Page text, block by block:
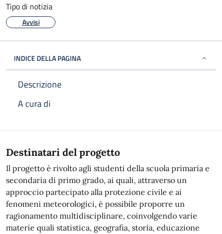
Tipo di notizia
Avvisi
INDICE DELLA PAGINA
Descrizione
A cura di
Descrizione
Destinatari del progetto
Il progetto è rivolto agli studenti della scuola primaria e
secondaria di primo grado, ai quali, attraverso un
approccio partecipato alla protezione civile e ai
fenomeni meteorologici, è possibile proporre un
ragionamento multidisciplinare, coinvolgendo varie
materie quali statistica, geografia, storia, educazione